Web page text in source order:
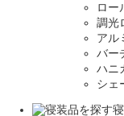
ロー
調光
アル
バー
ハニ
シェ